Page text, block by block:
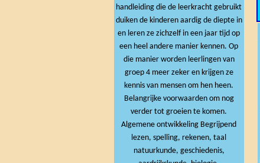
handleiding die de leerkracht gebruikt
duiken de kinderen aardig de diepte in
en leren ze zichzelf in een jaar tijd op
een heel andere manier kennen. Op
die manier worden leerlingen van
groep 4 meer zeker en krijgen ze
kennis van mensen om hen heen.
Belangrijke voorwaarden om nog
verder tot groeien te komen.
Algemene ontwikkeling Begrijpend
lezen, spelling, rekenen, taal
natuurkunde, geschiedenis,